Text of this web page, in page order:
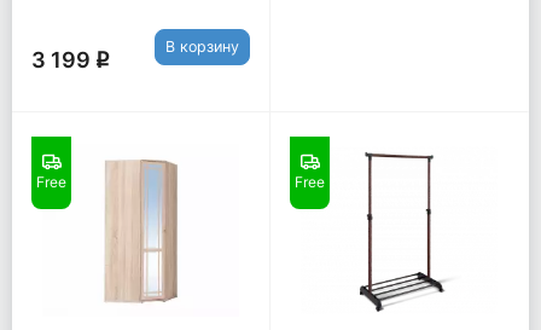
3 199 q
В корзину
Free Free